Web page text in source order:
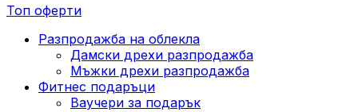
Топ оферти
Разпродажба на облекла
Дамски дрехи разпродажба
Мъжки дрехи разпродажба
Фитнес подаръци
Ваучери за подарък